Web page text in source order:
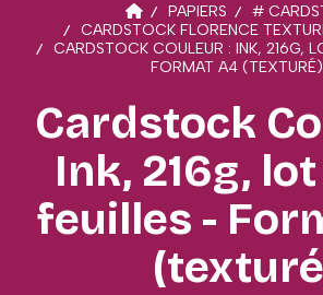
PAPIERS
#
CARDSTOCK FLORENCE
CARDSTOCK COULEUR : INK, 216G,
FORMAT A4 (TEXTURÉ)
Cardstock
Ink, 216g, lot
feuilles -